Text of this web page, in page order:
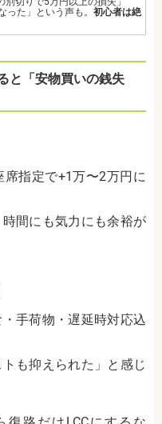
った」という声も。 初心者は絶
と「安物買いの銭失
指定で+1万〜2万円に
間にも気力にも余裕が
手荷物・遅延時対応込
も抑えられた」と感じ